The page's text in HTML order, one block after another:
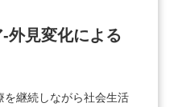
-外見変化による
継続しながら社会生活